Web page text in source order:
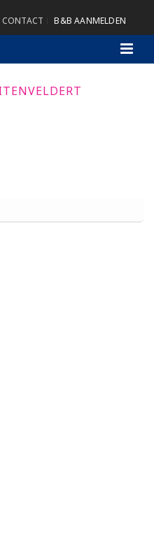
CONTACT B&B AANMELDEN